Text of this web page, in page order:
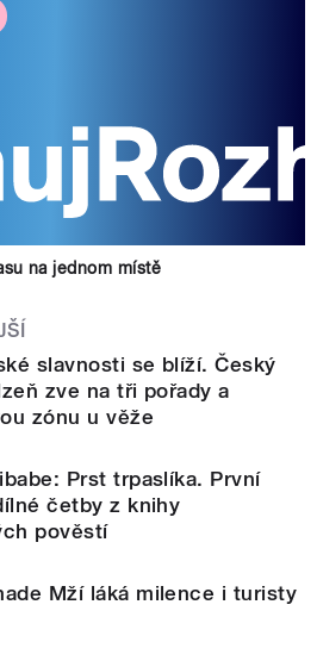
na jednom místě
slavnosti se blíží. Český
zve na tři pořady a
zónu u věže
Prst trpaslíka. První
četby z knihy
pověstí
Mží láká milence i turisty